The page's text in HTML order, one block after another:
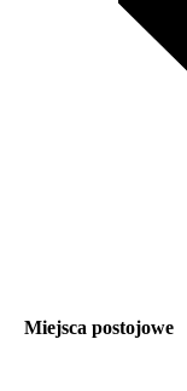
Miejsca postojowe